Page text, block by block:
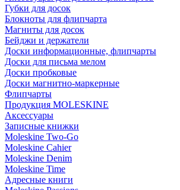
Губки для досок
Блокноты для флипчарта
Магниты для досок
Бейджи и держатели
Доски информационные, флипчарты
Доски для письма мелом
Доски пробковые
Доски магнитно-маркерные
Флипчарты
Продукция MOLESKINE
Аксессуары
Записные книжки
Moleskine Two-Go
Moleskine Cahier
Moleskine Denim
Moleskine Time
Адресные книги